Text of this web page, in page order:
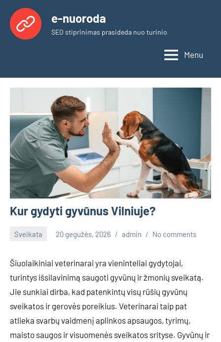
content
e-nuoroda
SEO stiprinimas prasideda nuo turinio
Menu
Kur gydyti gyvūnus Vilniuje?
Sveikata 20 gegužės, 2026 admin No comments
Šiuolaikiniai veterinarai yra vieninteliai gydytojai,
turintys išsilavinimą saugoti gyvūnų ir žmonių sveikatą.
Jie sunkiai dirba, kad patenkintų visų rūšių gyvūnų
sveikatos ir gerovės poreikius. Veterinarai taip pat
atlieka svarbų vaidmenį aplinkos apsaugos, tyrimų,
maisto saugos ir visuomenės sveikatos srityse. Gyvūnų ir